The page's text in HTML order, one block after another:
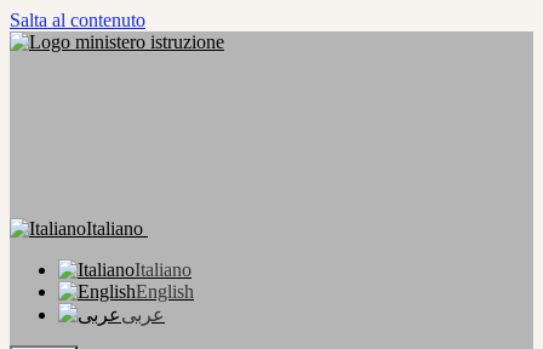
Salta al contenuto
Italiano
Italiano
English
عربى